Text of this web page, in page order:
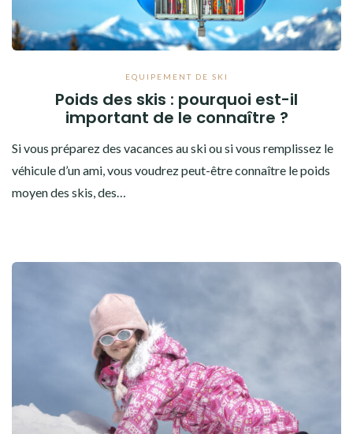
EQUIPEMENT DE SKI
Poids des skis : pourquoi est-il
important de le connaître ?
Si vous préparez des vacances au ski ou si vous remplissez le
véhicule d’un ami, vous voudrez peut-être connaître le poids
moyen des skis, des…